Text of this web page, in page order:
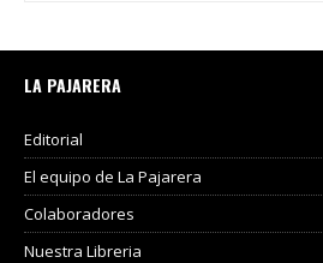
LA PAJARERA
Editorial
El equipo de La Pajarera
Colaboradores
Nuestra Libreria